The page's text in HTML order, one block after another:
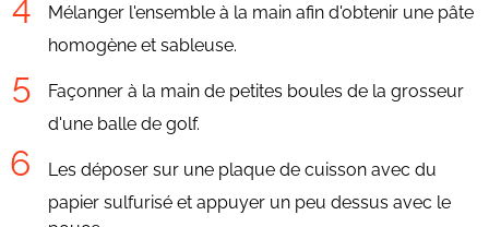
Mélanger l'ensemble à la main afin d'obtenir une pâte
homogène et sableuse.
Façonner à la main de petites boules de la grosseur
d'une balle de golf.
Les déposer sur une plaque de cuisson avec du
papier sulfurisé et appuyer un peu dessus avec le